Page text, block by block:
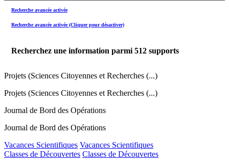
Recherche avancée activée
Recherche avancée activée (Cliquer pour désactiver)
Recherchez une information parmi 512 supports
Projets (Sciences Citoyennes et Recherches (...)
Projets (Sciences Citoyennes et Recherches (...)
Journal de Bord des Opérations
Journal de Bord des Opérations
Vacances Scientifiques Vacances Scientifiques
Classes de Découvertes Classes de Découvertes